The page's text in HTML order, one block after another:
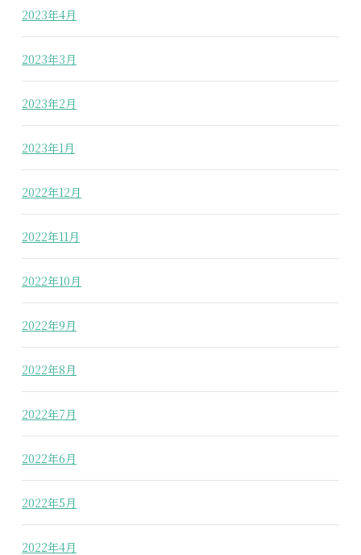
2023年4月
2023年3月
2023年2月
2023年1月
2022年12月
2022年11月
2022年10月
2022年9月
2022年8月
2022年7月
2022年6月
2022年5月
2022年4月